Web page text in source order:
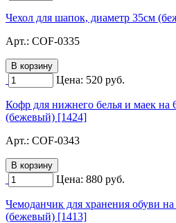
Чехол для шапок, диаметр 35см
Арт.: COF-0335
Цена: 520 руб.
Кофр для нижнего белья и маек на
(бежевый) [1424]
Арт.: COF-0343
Цена: 880 руб.
Чемоданчик для хранения обуви
(бежевый) [1413]